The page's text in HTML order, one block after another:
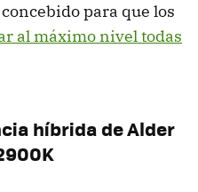
para que los
al máximo nivel todas
híbrida de Alder